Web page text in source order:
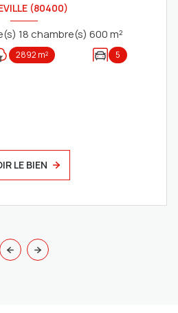
(80400)
Maison 23 pièce(s) 18 chambre(s) 600 m²
2892 m² 5
LE BIEN